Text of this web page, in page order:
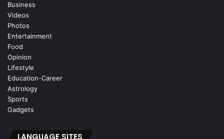
Business
Videos
Photos
Entertainment
Food
Opinion
Lifestyle
Education-Career
Astrology
Sports
Gadgets